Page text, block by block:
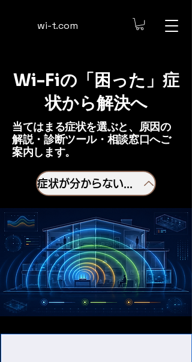
​wi-t.com
Wi-Fiの「困った」症
状から解決へ
当てはまる症状を選ぶと、原因の
解説・診断ツール・相談窓口へご
案内します。